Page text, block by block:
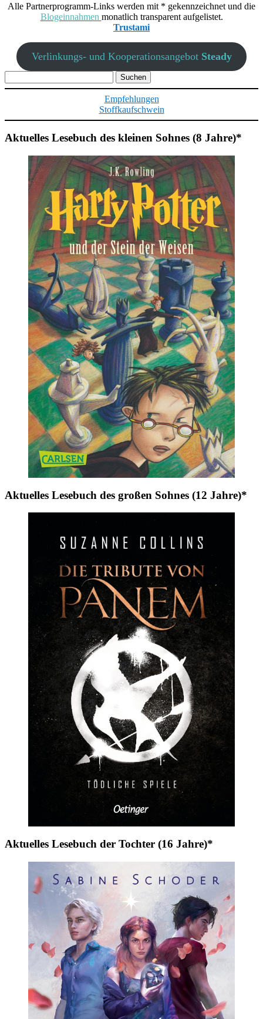
Alle Partnerprogramm-Links werden mit * gekennzeichnet und die
Blogeinnahmen monatlich transparent aufgelistet.
Trustami
Verlinkungs- und Kooperationsangebot Steady
nach:
Empfehlungen
Stoffkaufschwein
Aktuelles Lesebuch des kleinen Sohnes (8 Jahre)*
Aktuelles Lesebuch des großen Sohnes (12 Jahre)*
Aktuelles Lesebuch der Tochter (16 Jahre)*